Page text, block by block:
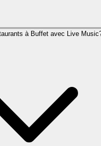
à Buffet avec Live